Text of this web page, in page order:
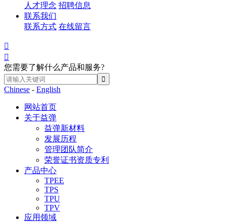
人才理念 招聘信息
联系我们
联系方式 在线留言


您需要了解什么产品和服务?
Chinese - English
网站首页
关于益弹
益弹新材料
发展历程
管理团队简介
荣誉证书资质专利
产品中心
TPEE
TPS
TPU
TPV
应用领域